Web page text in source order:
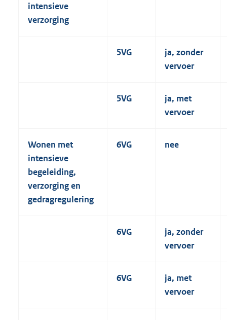
intensieve
verzorging
5VG
ja, zonder
vervoer
5VG
ja, met
vervoer
Wonen met
intensieve
begeleiding,
verzorging en
gedragregulering
6VG nee
6VG
ja, zonder
vervoer
6VG
ja, met
vervoer